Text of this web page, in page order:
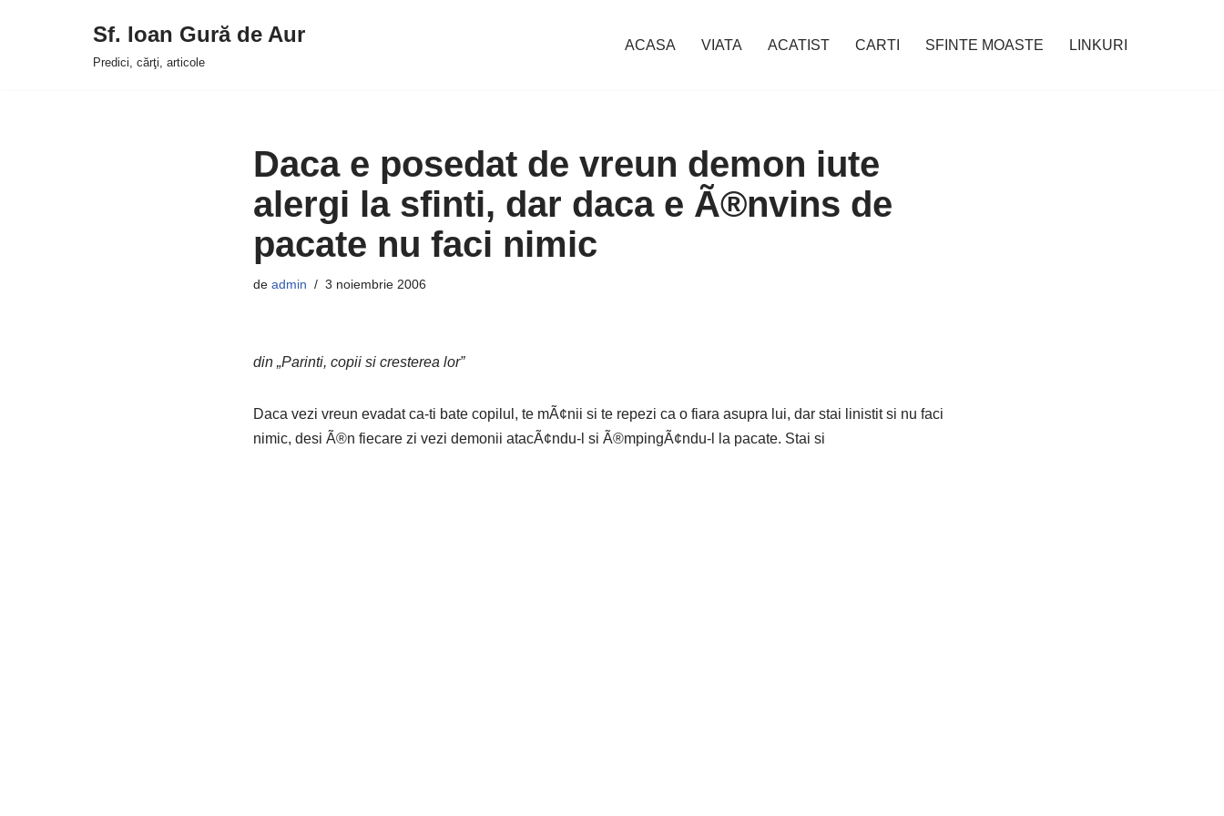
Sf. Ioan Gură de Aur
Predici, cărţi, articole
ACASA VIATA ACATIST CARTI SFINTE MOASTE LINKURI
Daca e posedat de vreun demon iute
alergi la sfinti, dar daca e Ã®nvins de
pacate nu faci nimic
de admin 3 noiembrie 2006
din „Parinti, copii si cresterea lor”
Daca vezi vreun evadat ca-ti bate copilul, te mÃ¢nii si te repezi ca o fiara asupra lui, dar stai linistit si nu faci
nimic, desi Ã®n fiecare zi vezi demonii atacÃ¢ndu-l si Ã®mpingÃ¢ndu-l la pacate. Stai si